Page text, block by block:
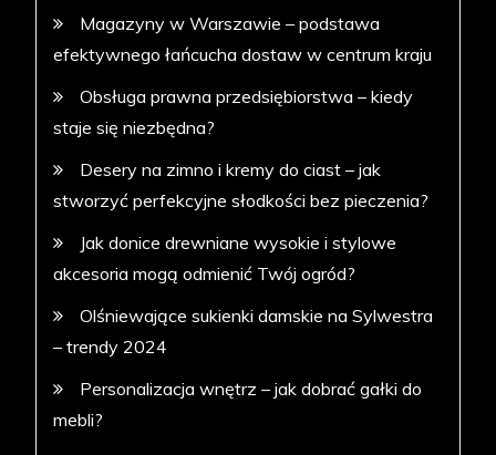
Magazyny w Warszawie – podstawa
efektywnego łańcucha dostaw w centrum kraju
Obsługa prawna przedsiębiorstwa – kiedy
staje się niezbędna?
Desery na zimno i kremy do ciast – jak
stworzyć perfekcyjne słodkości bez pieczenia?
Jak donice drewniane wysokie i stylowe
akcesoria mogą odmienić Twój ogród?
Olśniewające sukienki damskie na Sylwestra
– trendy 2024
Personalizacja wnętrz – jak dobrać gałki do
mebli?